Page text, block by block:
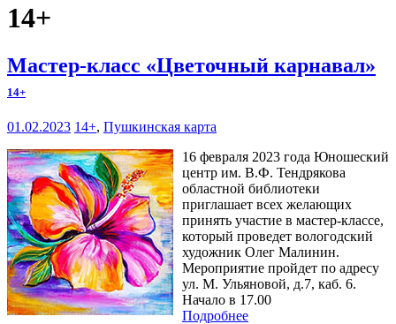
14+
Мастер-класс «Цветочный карнавал»
14+
01.02.2023 14+, Пушкинская карта
16 февраля 2023 года Юношеский
центр им. В.Ф. Тендрякова
областной библиотеки
приглашает всех желающих
принять участие в мастер-классе,
который проведет вологодский
художник Олег Малинин.
Мероприятие пройдет по адресу
ул. М. Ульяновой, д.7, каб. 6.
Начало в 17.00
Подробнее